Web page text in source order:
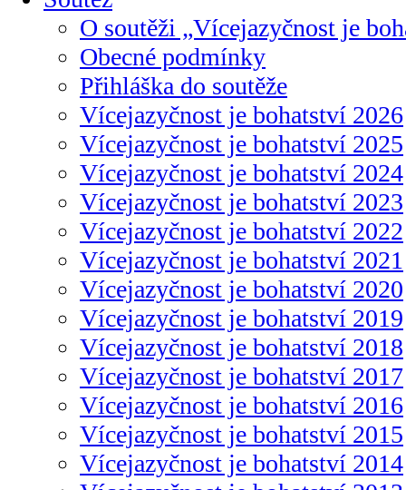
O soutěži „Vícejazyčnost je
Obecné podmínky
Přihláška do soutěže
Vícejazyčnost je bohatství 2026
Vícejazyčnost je bohatství 2025
Vícejazyčnost je bohatství 2024
Vícejazyčnost je bohatství 2023
Vícejazyčnost je bohatství 2022
Vícejazyčnost je bohatství 2021
Vícejazyčnost je bohatství 2020
Vícejazyčnost je bohatství 2019
Vícejazyčnost je bohatství 2018
Vícejazyčnost je bohatství 2017
Vícejazyčnost je bohatství 2016
Vícejazyčnost je bohatství 2015
Vícejazyčnost je bohatství 2014